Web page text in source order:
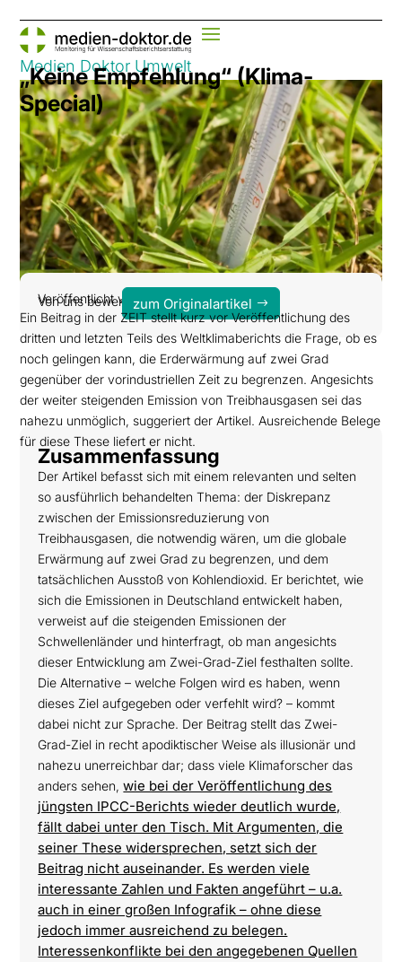
Medien Doktor Umwelt
„Keine Empfehlung“ (Klima-
Special)
Von uns bewertet am 6. Mai 2014
Veröffentlicht von: Die Zeitzum Originalartikel
Ein Beitrag in der ZEIT stellt kurz vor Veröffentlichung des
dritten und letzten Teils des Weltklimaberichts die Frage, ob es
noch gelingen kann, die Erderwärmung auf zwei Grad
gegenüber der vorindustriellen Zeit zu begrenzen. Angesichts
der weiter steigenden Emission von Treibhausgasen sei das
nahezu unmöglich, suggeriert der Artikel. Ausreichende Belege
für diese These liefert er nicht.
Zusammenfassung
Der Artikel befasst sich mit einem relevanten und selten
so ausführlich behandelten Thema: der Diskrepanz
zwischen der Emissionsreduzierung von
Treibhausgasen, die notwendig wären, um die globale
Erwärmung auf zwei Grad zu begrenzen, und dem
tatsächlichen Ausstoß von Kohlendioxid. Er berichtet, wie
sich die Emissionen in Deutschland entwickelt haben,
verweist auf die steigenden Emissionen der
Schwellenländer und hinterfragt, ob man angesichts
dieser Entwicklung am Zwei-Grad-Ziel festhalten sollte.
Die Alternative – welche Folgen wird es haben, wenn
dieses Ziel aufgegeben oder verfehlt wird? – kommt
dabei nicht zur Sprache. Der Beitrag stellt das Zwei-
Grad-Ziel in recht apodiktischer Weise als illusionär und
nahezu unerreichbar dar; dass viele Klimaforscher das
anders sehen,wie bei der Veröffentlichung des
jüngsten IPCC-Berichts wieder deutlich wurde,
fällt dabei unter den Tisch. Mit Argumenten, die
seiner These widersprechen, setzt sich der
Beitrag nicht auseinander. Es werden viele
interessante Zahlen und Fakten angeführt – u.a.
auch in einer großen Infografik – ohne diese
jedoch immer ausreichend zu belegen.
Interessenkonflikte bei den angegebenen Quellen